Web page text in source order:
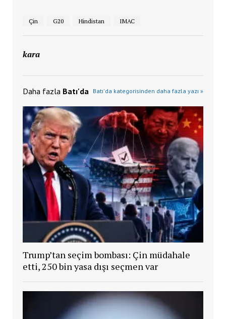
Çin G20 Hindistan IMAC
kara
Daha fazla Batı'da Batı'da kategorisinden daha fazla yazı »
Trump’tan seçim bombası: Çin müdahale
etti, 250 bin yasa dışı seçmen var